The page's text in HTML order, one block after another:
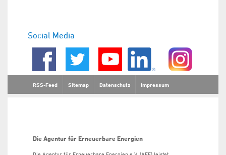
Social Media
RSS-Feed Sitemap Datenschutz Impressum
Die Agentur für Erneuerbare Energien